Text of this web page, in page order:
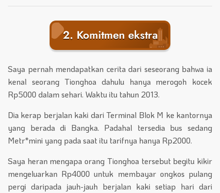
2. Komitmen ekstra
Saya pernah mendapatkan cerita dari seseorang bahwa ia
kenal seorang Tionghoa dahulu hanya merogoh kocek
Rp5000 dalam sehari. Waktu itu tahun 2013.
Dia kerap berjalan kaki dari Terminal Blok M ke kantornya
yang berada di Bangka. Padahal tersedia bus sedang
Metr*mini yang pada saat itu tarifnya hanya Rp2000.
Saya heran mengapa orang Tionghoa tersebut begitu kikir
mengeluarkan Rp4000 untuk membayar ongkos pulang
pergi daripada jauh-jauh berjalan kaki setiap hari dari